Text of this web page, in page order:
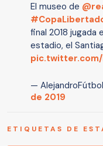
El museo de
final 2018 jugada
estadio, el
pic.twitter.com/
—
de 2019
ETIQUETAS DE